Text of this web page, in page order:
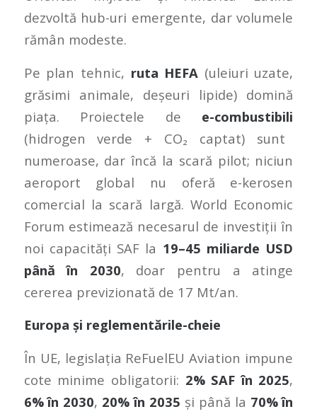
dezvoltă hub-uri emergente, dar volumele
rămân modeste.
Pe plan tehnic, ruta HEFA (uleiuri uzate,
grăsimi animale, deșeuri lipide) domină
piața. Proiectele de e-combustibili
(hidrogen verde + CO₂ captat) sunt
numeroase, dar încă la scară pilot; niciun
aeroport global nu oferă e-kerosen
comercial la scară largă. World Economic
Forum estimează necesarul de investiții în
noi capacități SAF la 19–45 miliarde USD
până în 2030, doar pentru a atinge
cererea previzionată de 17 Mt/an.
Europa și reglementările-cheie
În UE, legislația ReFuelEU Aviation impune
cote minime obligatorii: 2% SAF în 2025,
6% în 2030, 20% în 2035 și până la 70% în